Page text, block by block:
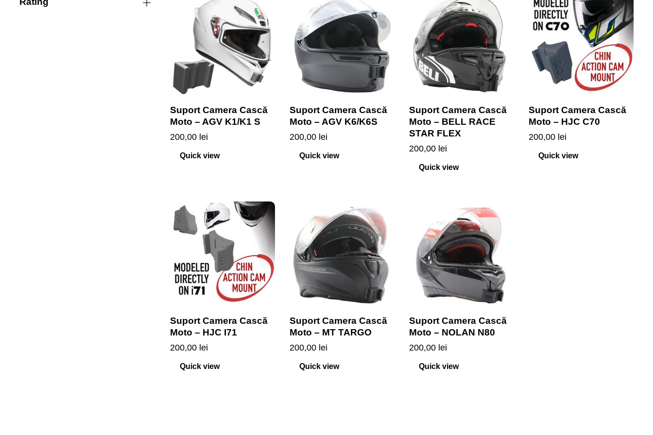
Suport Camera Cască
Moto – AGV K1/K1 S
200,00 lei
Quick view
Suport Camera Cască
Moto – AGV K6/K6S
200,00 lei
Quick view
Suport Camera Cască
Moto – BELL RACE
STAR FLEX
200,00 lei
Quick view
Suport Camera Cască
Moto – HJC C70
200,00 lei
Quick view
Suport Camera Cască
Moto – HJC I71
200,00 lei
Quick view
Suport Camera Cască
Moto – MT TARGO
200,00 lei
Quick view
Suport Camera Cască
Moto – NOLAN N80
200,00 lei
Quick view